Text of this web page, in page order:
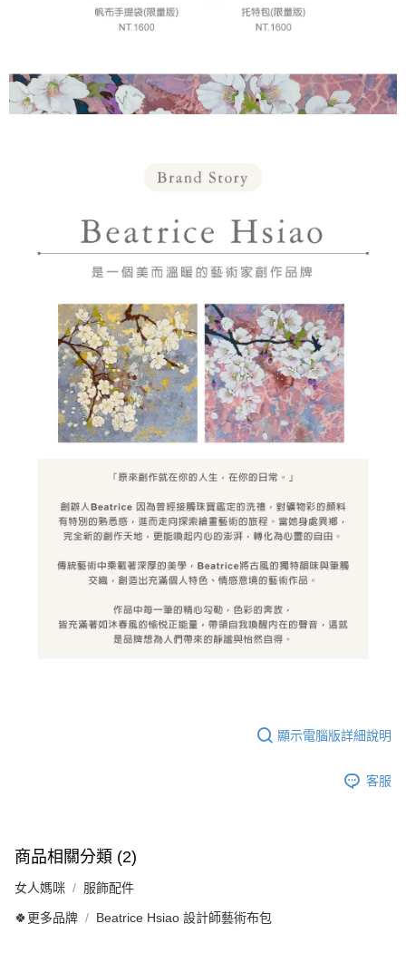
顯示電腦版詳細說明
客服
商品相關分類 (2)
女人媽咪 服飾配件
🍀更多品牌 Beatrice Hsiao 設計師藝術布包